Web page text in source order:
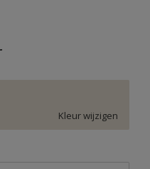
Kleur wijzigen